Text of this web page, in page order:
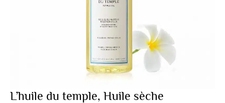
L’huile du temple, Huile sèche